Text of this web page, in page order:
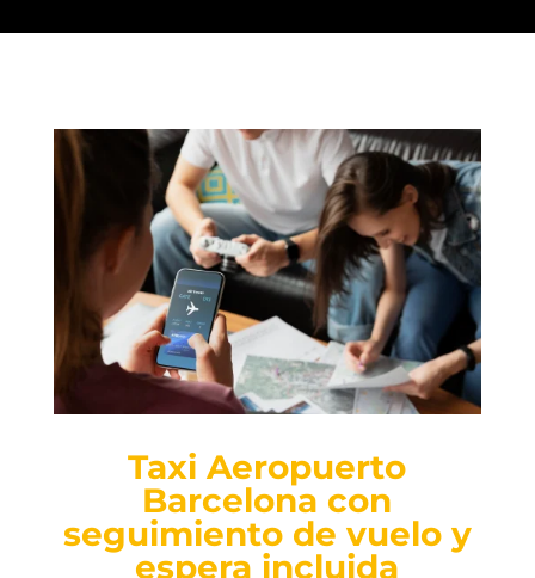
Taxi Aeropuerto
Barcelona con
seguimiento de vuelo y
espera incluida